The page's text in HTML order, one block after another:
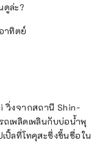
ดูล่ะ?
าทิตย์
วิ่งจากสถานี Shin-
เพลิดเพลินกับบ่อน้ำพุ
ปิ้ลที่โทคุสะซึ่งขึ้นชื่อใน